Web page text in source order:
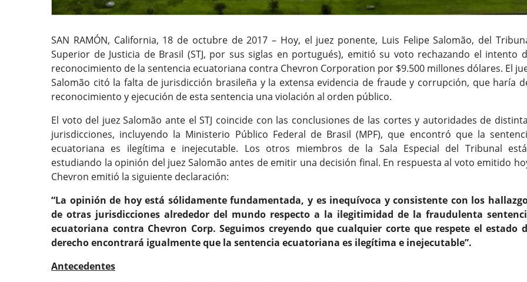
SAN RAMÓN, California, 18 de octubre de 2017 – Hoy, el juez ponente, Luis Felipe Salomão, del
Superior de Justicia de Brasil (STJ, por sus siglas en portugués), emitió su voto rechazando el intento
reconocimiento de la sentencia ecuatoriana contra Chevron Corporation por $9.500 millones dólares. El
Salomão citó la falta de jurisdicción brasileña y la extensa evidencia de fraude y corrupción, que haría
reconocimiento y ejecución de esta sentencia una violación al orden público.
El voto del juez Salomão ante el STJ coincide con las conclusiones de las cortes y autoridades de
jurisdicciones, incluyendo la Ministerio Público Federal de Brasil (MPF), que encontró que la
ecuatoriana es ilegítima e inejecutable. Los otros miembros de la Sala Especial del Tribunal
estudiando la opinión del juez Salomão antes de emitir una decisión final. En respuesta al voto emitido
Chevron emitió la siguiente declaración:
“La opinión de hoy está sólidamente fundamentada, y es inequívoca y consistente con los
de otras jurisdicciones alrededor del mundo respecto a la ilegitimidad de la fraudulenta
ecuatoriana contra Chevron Corp. Seguimos creyendo que cualquier corte que respete el estado
derecho encontrará igualmente que la sentencia ecuatoriana es ilegítima e inejecutable”.
Antecedentes